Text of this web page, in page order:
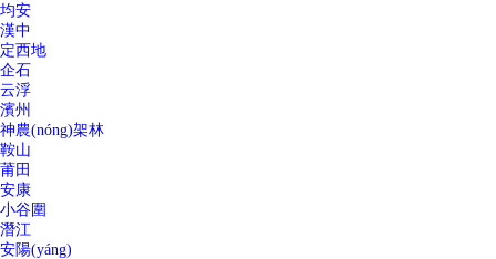
均安
漢中
定西地
企石
云浮
濱州
神農(nóng)架林
鞍山
莆田
安康
小谷圍
潛江
安陽(yáng)